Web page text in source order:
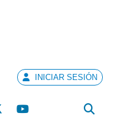
de fuego al 'Dolores
INICIAR SESIÓN